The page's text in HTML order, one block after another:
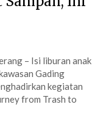
– Isi liburan anak
Gading
kegiatan
from Trash to